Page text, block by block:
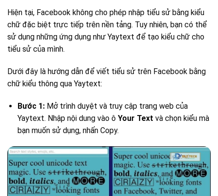
Hiện tại, Facebook không cho phép nhập tiểu sử bằng kiểu
chữ đặc biệt trực tiếp trên nền tảng. Tuy nhiên, bạn có thể
sử dụng những ứng dụng như Yaytext để tạo kiểu chữ cho
tiểu sử của mình.
Dưới đây là hướng dẫn để viết tiểu sử trên Facebook bằng
chữ kiểu thông qua Yaytext:
Bước 1:Mở trình duyệt và truy cập trang web của
Yaytext. Nhập nội dung vào ô Your Text và chọn kiểu mà
bạn muốn sử dụng, nhấn Copy.